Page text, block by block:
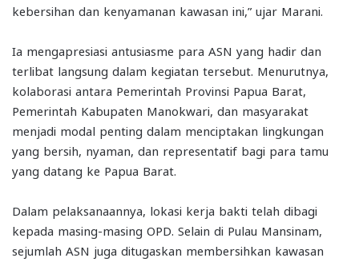
kebersihan dan kenyamanan kawasan ini,” ujar Marani.
Ia mengapresiasi antusiasme para ASN yang hadir dan
terlibat langsung dalam kegiatan tersebut. Menurutnya,
kolaborasi antara Pemerintah Provinsi Papua Barat,
Pemerintah Kabupaten Manokwari, dan masyarakat
menjadi modal penting dalam menciptakan lingkungan
yang bersih, nyaman, dan representatif bagi para tamu
yang datang ke Papua Barat.
Dalam pelaksanaannya, lokasi kerja bakti telah dibagi
kepada masing-masing OPD. Selain di Pulau Mansinam,
sejumlah ASN juga ditugaskan membersihkan kawasan